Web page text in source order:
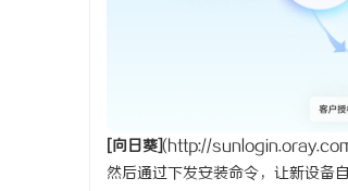
[向日葵](http://
然后通过下发安装命令，让新设备